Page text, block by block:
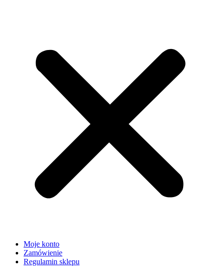
Moje konto
Zamówienie
Regulamin sklepu